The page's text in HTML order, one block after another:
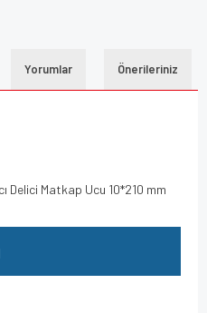
Yorumlar Önerileriniz
Delici Matkap Ucu 10*210 mm